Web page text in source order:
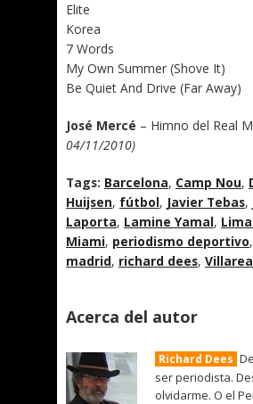
Elite
Korea
7 Words
My Own Summer (Shove It)
Be Quiet And Drive (Far Away)
José Mercé – Himno del Real
04/11/2010)
Tags: Barcelona, Camp Nou,
Huijsen, fútbol, Javier Tebas,
Laporta, Lamine Yamal,
Miami, periodismo deportivo,
madrid, richard dees,
Acerca del autor
Richard Dees
ser periodista.
olvidarme. O el